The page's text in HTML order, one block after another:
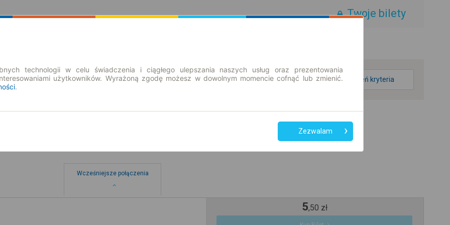
Twoje bilety
zmień kryteria
Wcześniejsze połączenia
5,50 zł
technologii w celu świadczenia i ciągłego ulepszania naszych usług oraz prezentowania
użytkowników. Wyrażoną zgodę możesz w dowolnym momencie cofnąć lub zmienić.
.
Zezwalam